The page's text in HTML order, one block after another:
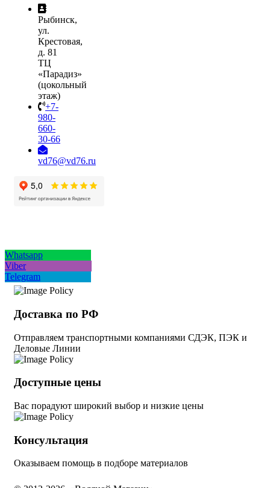
Рыбинск,
ул.
Крестовая,
д. 81
ТЦ
«Парадиз»
(цокольный
этаж)
+7-
980-
660-
30-66
vd76@vd76.ru
Whatsapp
Viber
Telegram
Доставка по РФ
Отправляем транспортными компаниями СДЭК, ПЭК и
Деловые Линии
Доступные цены
Вас порадуют широкий выбор и низкие цены
Консультация
Оказываем помощь в подборе материалов